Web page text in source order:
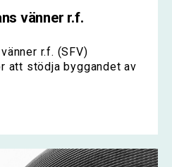
vänner r.f.
r.f. (SFV)
att stödja byggandet av